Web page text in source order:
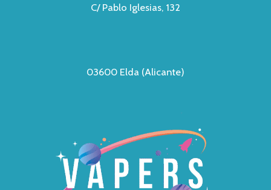
C/ Pablo Iglesias, 132
03600 Elda (Alicante)